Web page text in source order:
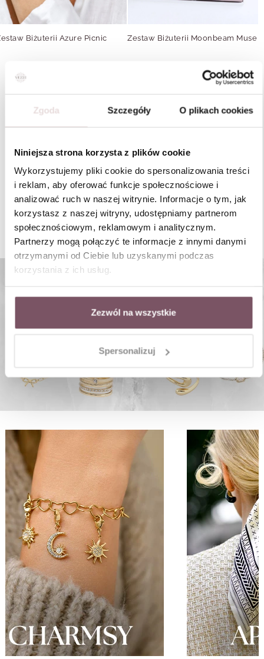
Zgoda Szczegóły O plikach cookies
Niniejsza strona korzysta z plików cookie
Wykorzystujemy pliki cookie do spersonalizowania treści
i reklam, aby oferować funkcje społecznościowe i
analizować ruch w naszej witrynie. Informacje o tym, jak
korzystasz z naszej witryny, udostępniamy partnerom
społecznościowym, reklamowym i analitycznym.
Partnerzy mogą połączyć te informacje z innymi danymi
otrzymanymi od Ciebie lub uzyskanymi podczas
korzystania z ich usług.
Zezwól na wszystkie
Spersonalizuj
Biżuterii Azure Picnic Zestaw Biżuterii Moonbeam Muse
Jeśli drzemie w Tobie Projektantka Prezentów, Gift Stylist czy Mix
lub dowolne akcesorium, a my, na Twoje życzenie, połączymy je
w spójny, elegancki zestaw zapakowany w pudełko prezentowe.
bliskiej osoby, dodać ulubiony motyw lub wybrać elementy, które
najlepiej ze sobą współgrają.
To Ty decydujesz, co znajdzie się w środku - my dbamy o efekt
„wow” po otwarciu.
Personalizowany zestawto wolność wyboru, pełna swoboda
kompozycji i gwarancja, że
prezent będzie dokładnie taki, jaki
chcesz.